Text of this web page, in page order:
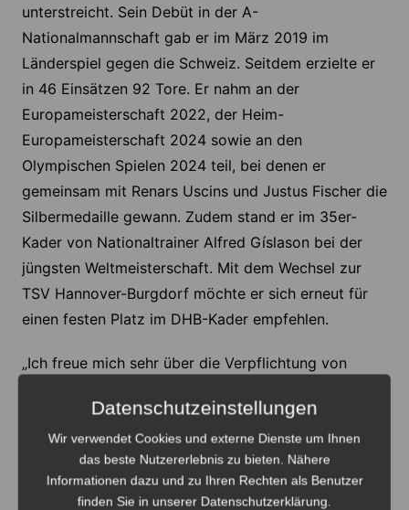
unterstreicht. Sein Debüt in der A-
Nationalmannschaft gab er im März 2019 im
Länderspiel gegen die Schweiz. Seitdem erzielte er
in 46 Einsätzen 92 Tore. Er nahm an der
Europameisterschaft 2022, der Heim-
Europameisterschaft 2024 sowie an den
Olympischen Spielen 2024 teil, bei denen er
gemeinsam mit Renars Uscins und Justus Fischer die
Silbermedaille gewann. Zudem stand er im 35er-
Kader von Nationaltrainer Alfred Gíslason bei der
jüngsten Weltmeisterschaft. Mit dem Wechsel zur
TSV Hannover-Burgdorf möchte er sich erneut für
einen festen Platz im DHB-Kader empfehlen.
„Ich freue mich sehr über die Verpflichtung von
Rückraumreihe komplettiert und uns sowohl in der
Abwehr als auch im Angriff, insbesondere mit seinen
Distanzwürfen, weiterhelfen wird“, ist sich
Cheftrainer Juan Carlos Pastor sicher, der
Datenschutzeinstellungen
Wir verwendet Cookies und externe Dienste um Ihnen
das beste Nutzererlebnis zu bieten. Nähere
Informationen dazu und zu Ihren Rechten als Benutzer
finden Sie in unserer Datenschutzerklärung.